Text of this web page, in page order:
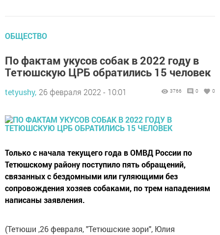
ОБЩЕСТВО
По фактам укусов собак в 2022 году в
Тетюшскую ЦРБ обратились 15 человек
tetyushy, 26 февраля 2022 - 10:01 3766 0 0
Только с начала текущего года в ОМВД России по
Тетюшскому району поступило пять обращений,
связанных с бездомными или гуляющими без
сопровождения хозяев собаками, по трем нападениям
написаны заявления.
(Тетюши ,26 февраля, "Тетюшские зори", Юлия